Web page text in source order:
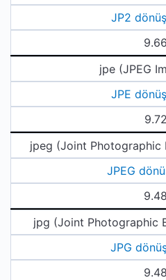
JP2
9.66
jpe (JPEG
JPE
9.72
jpeg (Joint Photographic
JPEG
9.48
jpg (Joint Photographic
JPG
9.48